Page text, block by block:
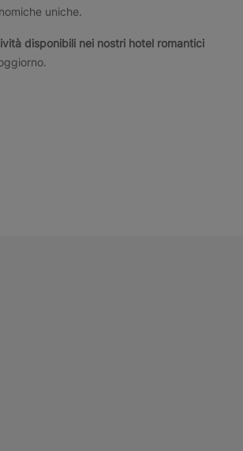
uniche.
disponibili nei nostri hotel romantici